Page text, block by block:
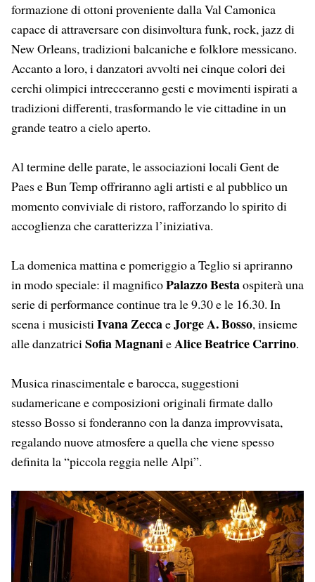
formazione di ottoni proveniente dalla Val Camonica
capace di attraversare con disinvoltura funk, rock, jazz di
New Orleans, tradizioni balcaniche e folklore messicano.
Accanto a loro, i danzatori avvolti nei cinque colori dei
cerchi olimpici intrecceranno gesti e movimenti ispirati a
tradizioni differenti, trasformando le vie cittadine in un
grande teatro a cielo aperto.
Al termine delle parate, le associazioni locali Gent de
Paes e Bun Temp offriranno agli artisti e al pubblico un
momento conviviale di ristoro, rafforzando lo spirito di
accoglienza che caratterizza l’iniziativa.
La domenica mattina e pomeriggio a Teglio si apriranno
in modo speciale: il magnificoPalazzo Bestaospiterà una
serie di performance continue tra le 9.30 e le 16.30. In
scena i musicistiIvana ZeccaeJorge A. Bosso, insieme
alle danzatriciSofia MagnanieAlice Beatrice Carrino.
Musica rinascimentale e barocca, suggestioni
sudamericane e composizioni originali firmate dallo
stesso Bosso si fonderanno con la danza improvvisata,
regalando nuove atmosfere a quella che viene spesso
definita la “piccola reggia nelle Alpi”.